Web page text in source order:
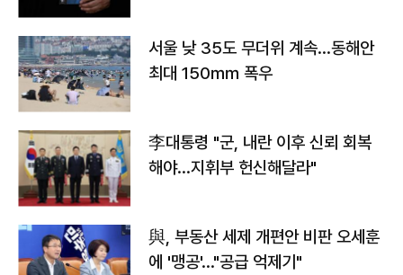
서울 낮 35도 무더위 계속…동해안
최대 150㎜ 폭우
李대통령 "군, 내란 이후 신뢰 회복
해야…지휘부 헌신해달라"
與, 부동산 세제 개편안 비판 오세훈
에 '맹공'…"공급 억제기"